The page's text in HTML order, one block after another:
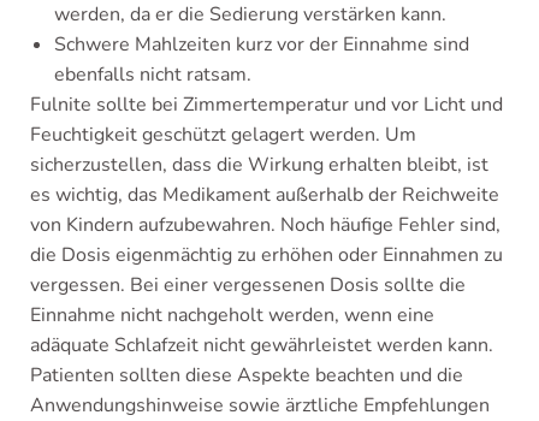
werden, da er die Sedierung verstärken kann.
Schwere Mahlzeiten kurz vor der Einnahme sind
ebenfalls nicht ratsam.
Fulnite sollte bei Zimmertemperatur und vor Licht und
Feuchtigkeit geschützt gelagert werden. Um
sicherzustellen, dass die Wirkung erhalten bleibt, ist
es wichtig, das Medikament außerhalb der Reichweite
von Kindern aufzubewahren. Noch häufige Fehler sind,
die Dosis eigenmächtig zu erhöhen oder Einnahmen zu
vergessen. Bei einer vergessenen Dosis sollte die
Einnahme nicht nachgeholt werden, wenn eine
adäquate Schlafzeit nicht gewährleistet werden kann.
Patienten sollten diese Aspekte beachten und die
Anwendungshinweise sowie ärztliche Empfehlungen